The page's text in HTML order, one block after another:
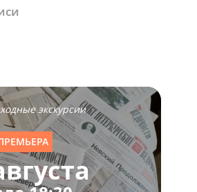
экскурсии